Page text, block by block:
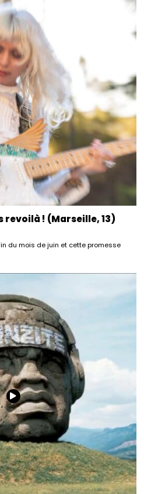
revoilà ! (Marseille, 13)
du mois de juin et cette promesse